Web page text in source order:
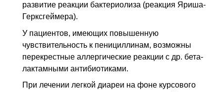
развитие реакции бактериолиза (реакция Яриша-
Герксгеймера).
У пациентов, имеющих повышенную
чувствительность к пенициллинам, возможны
перекрестные аллергические реакции с др. бета-
лактамными антибиотиками.
При лечении легкой диареи на фоне курсового